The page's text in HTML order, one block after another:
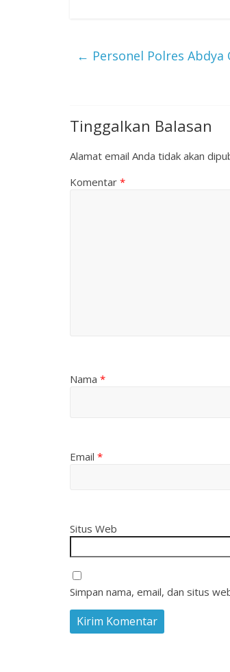
← Personel Polres Abdya
Tinggalkan Balasan
Alamat email Anda tidak akan
Komentar *
Nama *
Email *
Situs Web
Simpan nama, email, dan situs